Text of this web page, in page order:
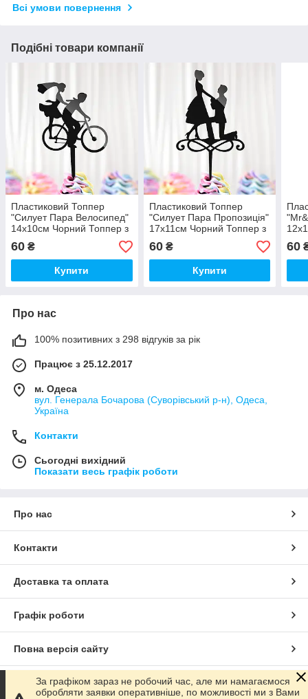
Всі умови повернення
Подібні товари компанії
Пластиковий Топпер
"Силует Пара Велосипед"
14х10cм Чорний Топпер з
Акрилу для Торта, Фігурка
Полістирол
60 ₴
Купити
Пластиковий Топпер
"Силует Пара Пропозиція"
17х11cм Чорний Топпер з
Акрилу для Торта, Фігурка
Полістирол
60₴
Купити
60
Про нас
100% позитивних з 298 відгуків за рік
Працює з 25.12.2017
м. Одеса
вул. Генерала Бочарова (Суворівський р-н), Одеса,
Україна
Контакти
Сьогодні вихідний
Показати весь графік роботи
Про нас
Контакти
Доставка та оплата
Графік роботи
Повна версія сайту
Сайт створено на маркетплейсіProm.ua
За графіком зараз не робочий час, але ми намагаємося
обробляти заявки оперативніше, по можливості ми з Вами